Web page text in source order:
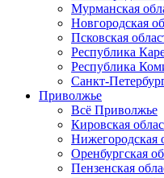
Мурманская
Новгородская
Псковская
Республика
Республика
Санкт-
Приволжье
Всё Приволжье
Кировская
Нижегородская
Оренбургская
Пензенская